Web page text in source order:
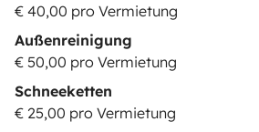
€ 40,00 pro Vermietung
Außenreinigung
€ 50,00 pro Vermietung
Schneeketten
€ 25,00 pro Vermietung